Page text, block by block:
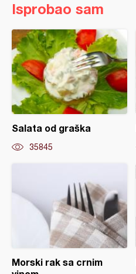
Isprobao sam
Salata od graška
35845
Morski rak sa crnim